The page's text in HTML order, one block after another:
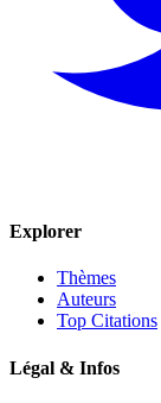
Explorer
Thèmes
Auteurs
Top Citations
Légal & Infos